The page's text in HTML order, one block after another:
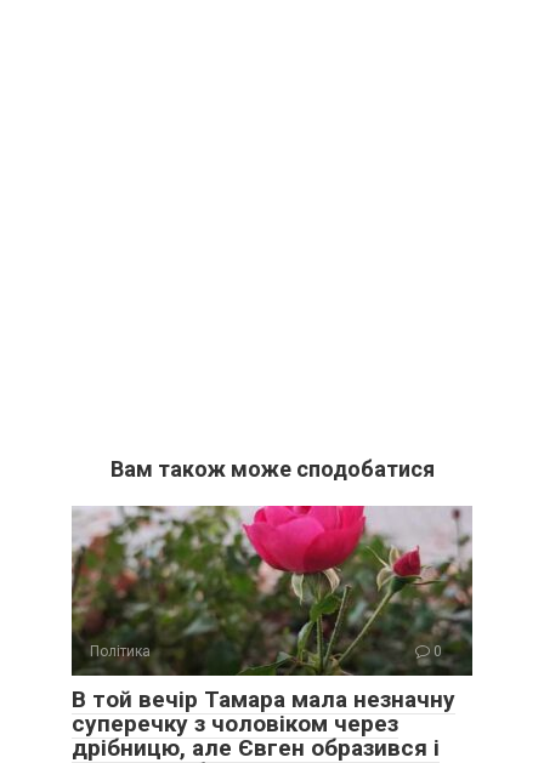
Вам також може сподобатися
Політика 0
В той вечір Тамара мала незначну
суперечку з чоловіком через
дрібницю, але Євген образився і